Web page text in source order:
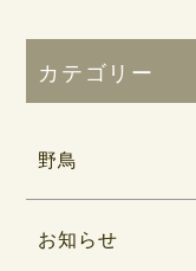
カテゴリー
野鳥
お知らせ